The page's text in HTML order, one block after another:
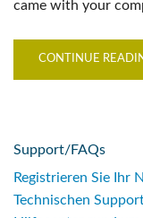
came with your
CONTINUE
Support/FAQs
Registrieren Sie Ihr
Technischen